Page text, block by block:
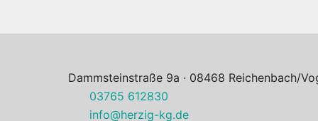
Dammsteinstraße 9a · 08468 Reichenbach/
03765 612830
info@herzig-kg.de